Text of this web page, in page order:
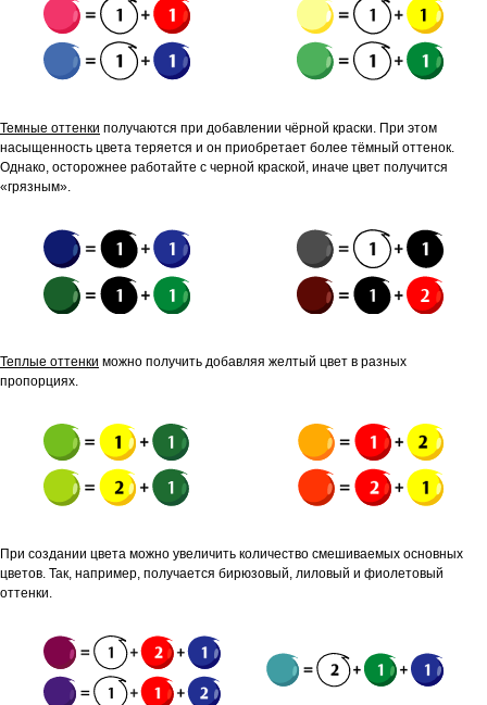
Темные оттенки получаются при добавлении чёрной краски. При этом
насыщенность цвета теряется и он приобретает более тёмный оттенок.
Однако, осторожнее работайте с черной краской, иначе цвет получится
«грязным».
Теплые оттенки можно получить добавляя желтый цвет в разных
пропорциях.
При создании цвета можно увеличить количество смешиваемых основных
цветов. Так, например, получается бирюзовый, лиловый и фиолетовый
оттенки.